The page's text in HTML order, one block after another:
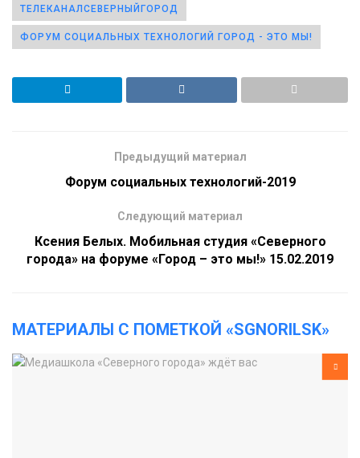
ТЕЛЕКАНАЛСЕВЕРНЫЙГОРОД
ФОРУМ СОЦИАЛЬНЫХ ТЕХНОЛОГИЙ ГОРОД - ЭТО МЫ!
Предыдущий материал
Форум социальных технологий-2019
Следующий материал
Ксения Белых. Мобильная студия «Северного
города» на форуме «Город – это мы!» 15.02.2019
МАТЕРИАЛЫ С ПОМЕТКОЙ «SGNORILSK»